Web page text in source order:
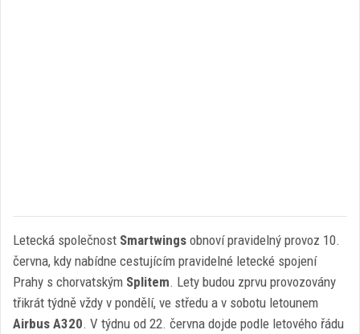
Letecká společnost Smartwings obnoví pravidelný provoz 10.
června, kdy nabídne cestujícím pravidelné letecké spojení
Prahy s chorvatským Splitem. Lety budou zprvu provozovány
třikrát týdně vždy v pondělí, ve středu a v sobotu letounem
Airbus A320. V týdnu od 22. června dojde podle letového řádu